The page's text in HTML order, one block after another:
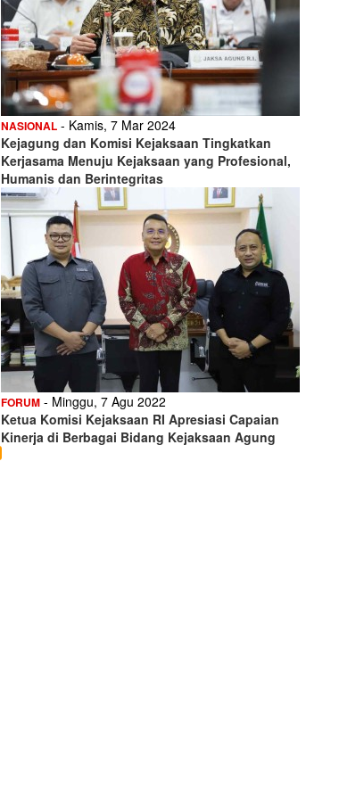
NASIONAL - Kamis, 7 Mar 2024
Kejagung dan Komisi Kejaksaan Tingkatkan
Kerjasama Menuju Kejaksaan yang Profesional,
Humanis dan Berintegritas
FORUM - Minggu, 7 Agu 2022
Ketua Komisi Kejaksaan RI Apresiasi Capaian
Kinerja di Berbagai Bidang Kejaksaan Agung